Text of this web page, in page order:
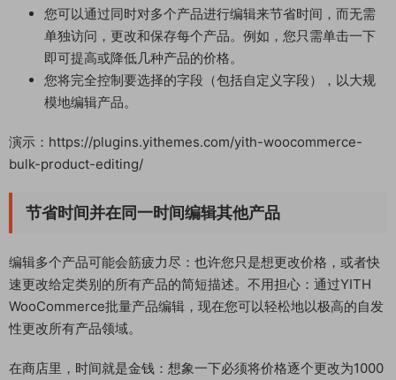
您可以通过同时对多个产品进行编辑来节省时间，而无需
单独访问，更改和保存每个产品。例如，您只需单击一下
即可提高或降低几种产品的价格。
您将完全控制要选择的字段（包括自定义字段），以大规
模地编辑产品。
演示：https://plugins.yithemes.com/yith-woocommerce-
bulk-product-editing/
节省时间并在同一时间编辑其他产品
编辑多个产品可能会筋疲力尽：也许您只是想更改价格，或者快
速更改给定类别的所有产品的简短描述。不用担心：通过YITH
WooCommerce批量产品编辑，现在您可以轻松地以极高的自发
性更改所有产品领域。
在商店里，时间就是金钱：想象一下必须将价格逐个更改为1000